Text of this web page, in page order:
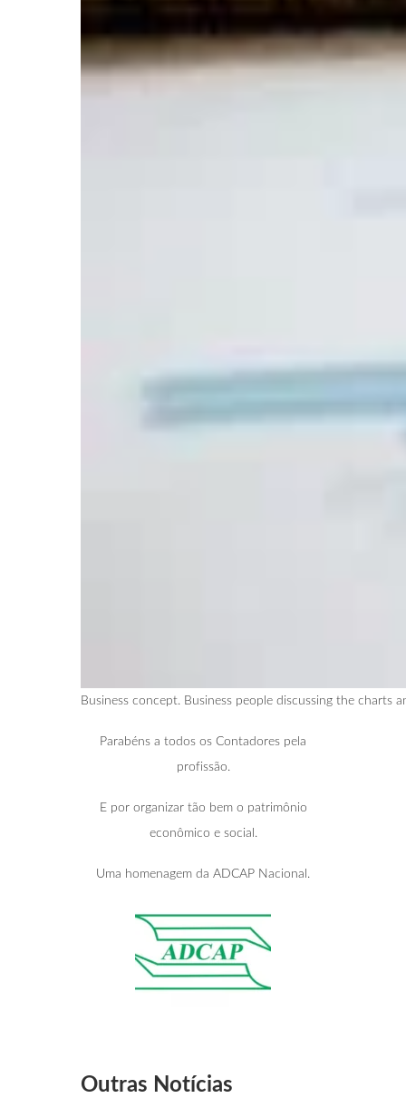
Business concept. Business people discussing the charts
Parabéns a todos os Contadores pela
profissão.
E por organizar tão bem o patrimônio
econômico e social.
Uma homenagem da ADCAP Nacional.
Outras Notícias